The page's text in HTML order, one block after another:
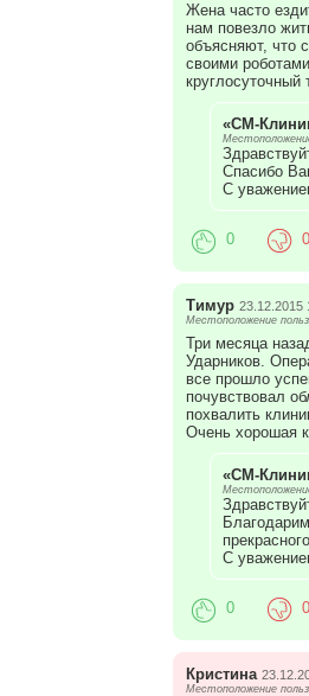
Жена часто
нам повезло
объясняют, что
своими
«СМ-
Спасибо
С
0 0
Тимур 23.12.2015
Местоположение
Три месяца
Ударников.
все прошло
почувствовал
похвалить
Очень хорошая
«СМ-
С
0 0
Кристина
Местоположение